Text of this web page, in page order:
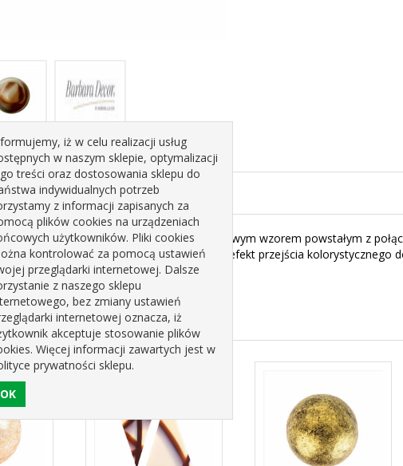
w formie kuli o średnicy 25 mm z unikatowym wzorem powstałym z
forma, doskonałe wykonanie i wyjątkowy efekt przejścia kolorystycznego
iż w celu realizacji usług
w naszym sklepie, optymalizacji
treści oraz dostosowania sklepu do
indywidualnych potrzeb
z informacji zapisanych za
plików cookies na urządzeniach
użytkowników. Pliki cookies
kontrolować za pomocą ustawień
przeglądarki internetowej. Dalsze
z naszego sklepu
bez zmiany ustawień
internetowej oznacza, iż
akceptuje stosowanie plików
Więcej informacji zawartych jest w
prywatności sklepu.